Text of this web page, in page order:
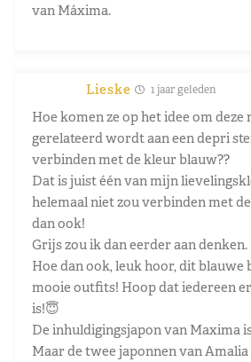
van Máxima.
Lieske 1 jaar geleden
Hoe komen ze op het idee om deze
gerelateerd wordt aan een depri
verbinden met de kleur blauw??
Dat is juist één van mijn
helemaal niet zou verbinden met
dan ook!
Grijs zou ik dan eerder aan denken.
Hoe dan ook, leuk hoor, dit blauwe
mooie outfits! Hoop dat iedereen
is!😇
De inhuldigingsjapon van Maxima
Maar de twee japonnen van Amalia